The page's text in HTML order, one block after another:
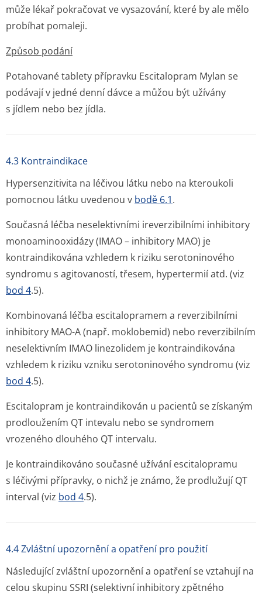
může lékař pokračovat ve vysazování, které by ale mělo
probíhat pomaleji.
Způsob podání
Potahované tablety přípravku Escitalopram Mylan se
podávají v jedné denní dávce a můžou být užívány
s jídlem nebo bez jídla.
4.3 Kontraindikace
Hypersenzitivita na léčivou látku nebo na kteroukoli
pomocnou látku uvedenou v bodě 6.1.
Současná léčba neselektivními ireverzibilními inhibitory
monoaminooxidázy (IMAO – inhibitory MAO) je
kontraindikována vzhledem k riziku serotoninového
syndromu s agitovaností, třesem, hypertermií atd. (viz
bod 4.5).
Kombinovaná léčba escitalopramem a reverzibilními
inhibitory MAO-A (např. moklobemid) nebo reverzibilním
neselektivním IMAO linezolidem je kontraindikována
vzhledem k riziku vzniku serotoninového syndromu (viz
bod 4.5).
Escitalopram je kontraindikován u pacientů se získaným
prodloužením QT intevalu nebo se syndromem
vrozeného dlouhého QT intervalu.
Je kontraindikováno současné užívání escitalopramu
s léčivými přípravky, o nichž je známo, že prodlužují QT
interval (viz bod 4.5).
4.4 Zvláštní upozornění a opatření pro použití
Následující zvláštní upozornění a opatření se vztahují na
celou skupinu SSRI (selektivní inhibitory zpětného